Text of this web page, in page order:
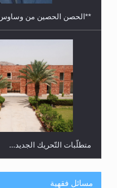
متطلَّبات التّحريك الجديد...
رأيٌ في لغة المسيح الموعود
مسائل فقهية